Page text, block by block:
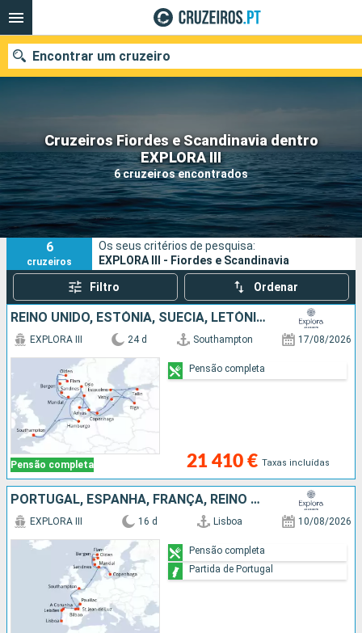
Cruzeiros Fiordes e Scandinavia dentro
EXPLORA III
6 cruzeiros encontrados
Encontrar um cruzeiro
Quando ir?
Data de partida
Portos Companhias
Pesquisar
6
cruzeiros
Os seus critérios de pesquisa:
EXPLORA III - Fiordes e Scandinavia
Filtro Ordenar
REINO UNIDO, ESTÓNIA, SUÉCIA, LETÓNIA, DINAMARCA, NORUEGA, ALEMANHA
Pensão completa
EXPLORA III 24 d Southampton 17/08/2026
21 410 € Taxas incluídas
Pensão completa
PORTUGAL, ESPANHA, FRANÇA, REINO UNIDO, NORUEGA, DINAMARCA
EXPLORA III 16 d Lisboa 10/08/2026
Pensão completa
Partida de Portugal